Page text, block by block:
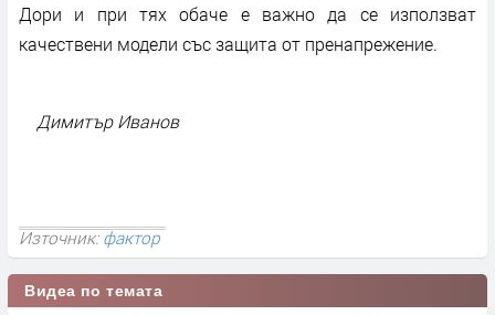
Дори и при тях обаче е важно да се използват
качествени модели със защита от пренапрежение.
Димитър Иванов
Източник:фактор
Видеа по темата